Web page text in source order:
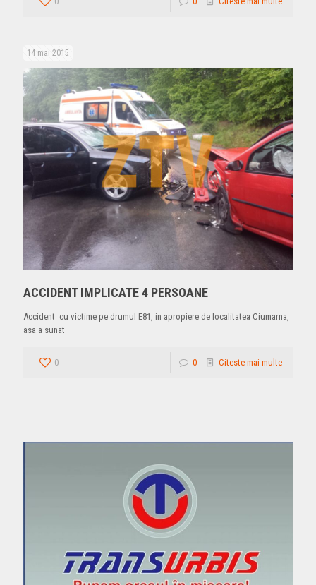
14 mai 2015
ACCIDENT IMPLICATE 4 PERSOANE
Accident cu victime pe drumul E81, in apropiere de localitatea Ciumarna,
asa a sunat
0 0 Citeste mai multe